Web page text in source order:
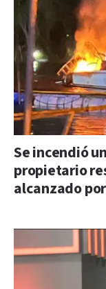
Se incendió
propietario
alcanzado